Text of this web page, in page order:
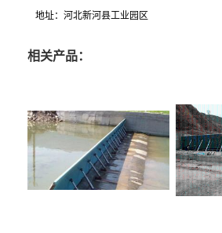
地址：河北新河县工业园区
相关产品：